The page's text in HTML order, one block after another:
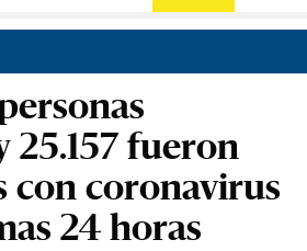
fueron
con coronavirus
24 horas